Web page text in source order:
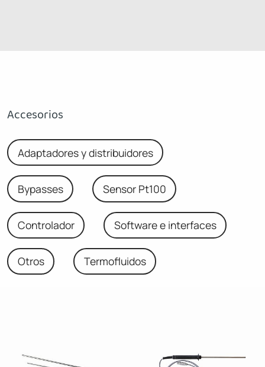
Accesorios
Adaptadores y distribuidores
Bypasses Sensor Pt100
Controlador Software e interfaces
Otros Termofluidos